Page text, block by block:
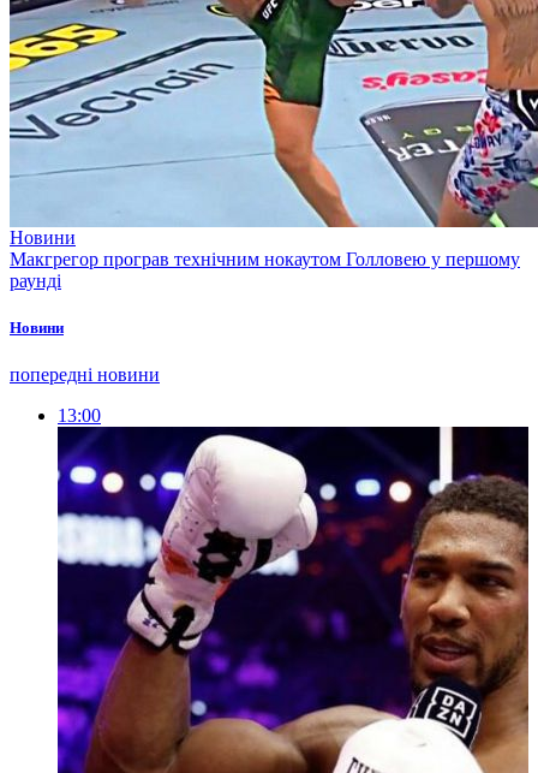
Новини
Макгрегор програв технічним нокаутом Голловею у першому
раунді
Новини
попередні новини
13:00